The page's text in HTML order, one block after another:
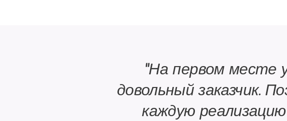
"На первом месте
довольный заказчик.
каждую